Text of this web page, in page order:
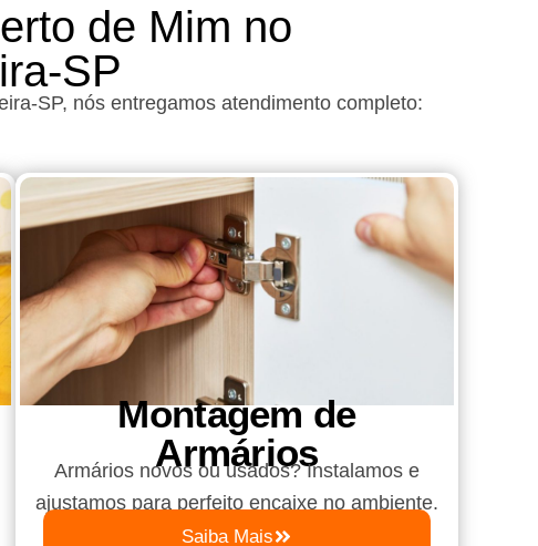
de Mim no
SP
SP, nós entregamos atendimento completo:
Montagem de
Armários
Armários novos ou usados? Instalamos e
ajustamos para perfeito encaixe no ambiente.
Saiba Mais